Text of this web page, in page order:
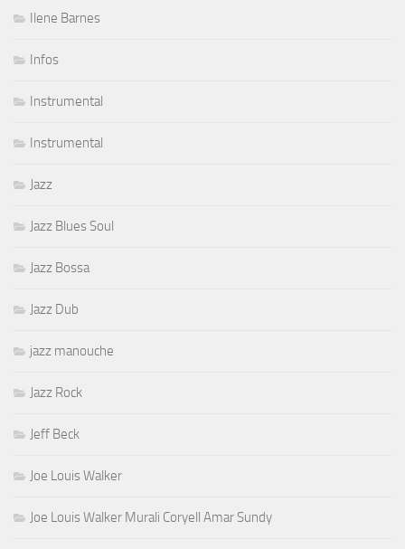
Ilene Barnes
Infos
Instrumental
Instrumental
Jazz
Jazz Blues Soul
Jazz Bossa
Jazz Dub
jazz manouche
Jazz Rock
Jeff Beck
Joe Louis Walker
Joe Louis Walker Murali Coryell Amar Sundy